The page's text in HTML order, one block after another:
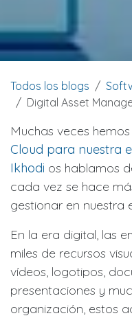
Todos los blogs
Digital Asset Management (DAM): la
Muchas veces
Cloud para nuestra
Ikhodi os hablamos
cada vez se hace
gestionar en nuestra
En la era digital, las
miles de recursos
vídeos, logotipos,
presentaciones y
organización, estos